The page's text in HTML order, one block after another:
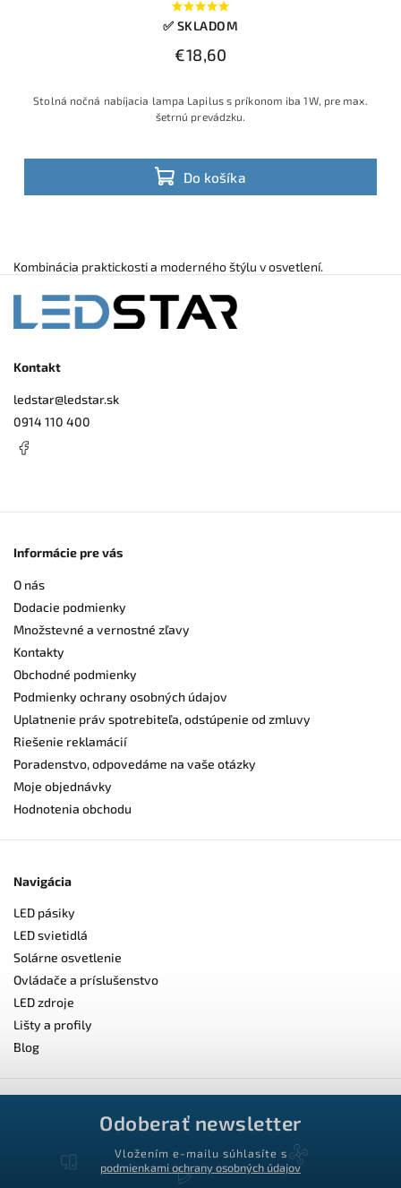
✅ SKLADOM
€18,60
Do košíka
Stolná nočná nabíjacia lampa Lapilus s príkonom iba 1W, pre max.
šetrnú prevádzku.
Kombinácia praktickosti a moderného štýlu v osvetlení.
Kontakt
ledstar@ledstar.sk
0914 110 400
Informácie pre vás
O nás
Dodacie podmienky
Množstevné a vernostné zľavy
Kontakty
Obchodné podmienky
Podmienky ochrany osobných údajov
Uplatnenie práv spotrebiteľa, odstúpenie od zmluvy
Riešenie reklamácií
Poradenstvo, odpovedáme na vaše otázky
Moje objednávky
Hodnotenia obchodu
Navigácia
LED pásiky
LED svietidlá
Solárne osvetlenie
Ovládače a príslušenstvo
LED zdroje
Lišty a profily
Blog
Odoberať newsletter
Vložením e-mailu súhlasíte s
podmienkami ochrany osobných údajov